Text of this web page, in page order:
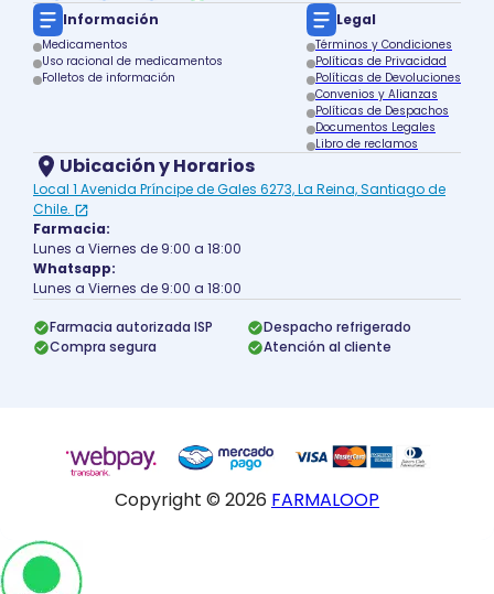
Información
Medicamentos
Uso racional de medicamentos
Folletos de información
Legal
Términos y Condiciones
Políticas de Privacidad
Políticas de Devoluciones
Convenios y Alianzas
Políticas de Despachos
Documentos Legales
Libro de reclamos
Ubicación y Horarios
Local 1 Avenida Príncipe de Gales 6273, La Reina, Santiago de
Chile.
Farmacia:
Lunes a Viernes de 9:00 a 18:00
Whatsapp:
Lunes a Viernes de 9:00 a 18:00
Farmacia autorizada ISP
Despacho refrigerado
Compra segura
Atención al cliente
Copyright © 2026 FARMALOOP